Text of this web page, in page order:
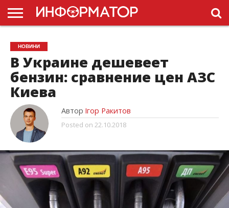
ГОЛОВНА
НОВИНИ
ПДР
УКРАЇНИ
РЕКЛАМА
ПРОЕКТЫ
НОВИНИ
В Украине дешевеет
бензин: сравнение цен АЗС
Киева
Автор Ігор Ракитов
Posted on 22.10.2018